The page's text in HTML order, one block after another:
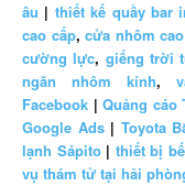
âu | thiết kế quầy bar
cao cấp, cửa nhôm
cường lực, giếng trời
ngăn nhôm kính,
Facebook |Quảng cáo
Google Ads| Toyota
lạnh Sápito | thiết bị
vụ thám tử tại hải